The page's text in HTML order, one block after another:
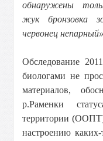
обнаружены
жук бронзовка
червонец
Обследование
биологами не
материалов,
р.Раменки
территории
настроению